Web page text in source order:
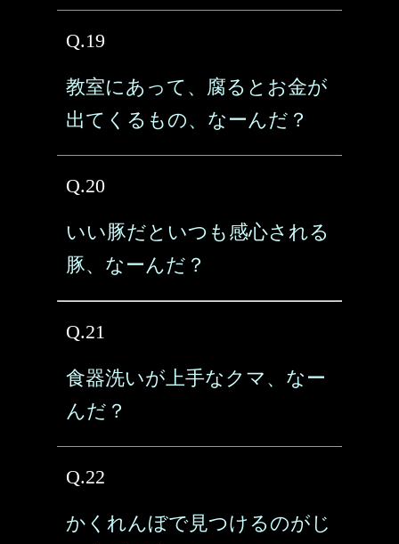
Q.19
教室にあって、腐るとお金が
出てくるもの、なーんだ？
Q.20
いい豚だといつも感心される
豚、なーんだ？
Q.21
食器洗いが上手なクマ、なー
んだ？
Q.22
かくれんぼで見つけるのがじ